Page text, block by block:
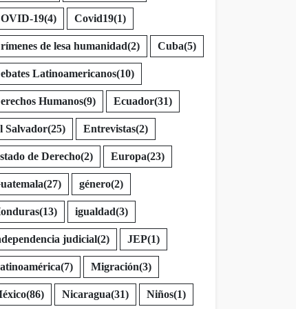
19(4) Covid19(1)
de lesa humanidad(2) Cuba(5)
Latinoamericanos(10)
Humanos(9) Ecuador(31)
Salvador(25) Entrevistas(2)
de Derecho(2) Europa(23)
(27) género(2)
(13) igualdad(3)
judicial(2) JEP(1)
(7) Migración(3)
(86) Nicaragua(31) Niños(1)